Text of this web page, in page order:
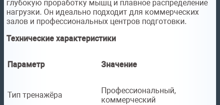
глубокую проработку мышц и плавное распределение
нагрузки. Он идеально подходит для коммерческих
залов и профессиональных центров подготовки.
Технические характеристики
Параметр Значение
Тип тренажёра
Профессиональный,
коммерческий